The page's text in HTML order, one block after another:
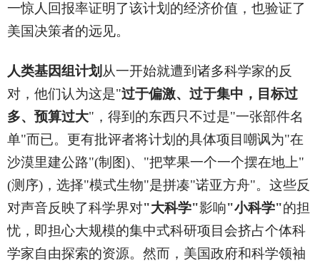
一惊人回报率证明了该计划的经济价值，也验证了
美国决策者的远见。
人类基因组计划 从一开始就遭到诸多科学家的反
对，他们认为这是"过于偏激、过于集中，目标过
多、预算过大"，得到的东西只不过是"一张部件名
单"而已。更有批评者将计划的具体项目嘲讽为"在
沙漠里建公路"(制图)、"把苹果一个一个摆在地上"
(测序)，选择"模式生物"是拼凑"诺亚方舟"。这些反
对声音反映了科学界对"大科学"影响"小科学"的担
忧，即担心大规模的集中式科研项目会挤占个体科
学家自由探索的资源。然而，美国政府和科学领袖